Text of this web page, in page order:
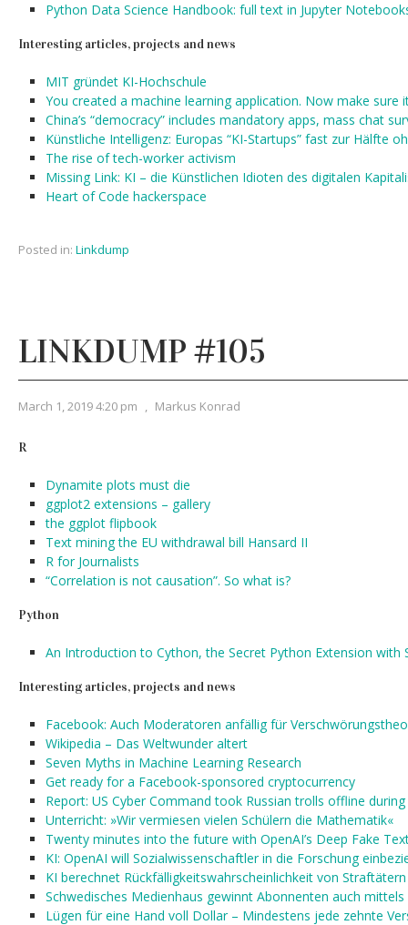
Python Data Science Handbook: full text in Jupyter
Interesting articles, projects and news
MIT gründet KI-Hochschule
You created a machine learning application. Now make sure
China’s “democracy” includes mandatory apps, mass chat
Künstliche Intelligenz: Europas “KI-Startups” fast zur Hälfte
The rise of tech-worker activism
Missing Link: KI – die Künstlichen Idioten des digitalen
Heart of Code hackerspace
Posted in: Linkdump
LINKDUMP #105
March 1, 2019 4:20 pm , Markus Konrad
R
Dynamite plots must die
ggplot2 extensions – gallery
the ggplot flipbook
Text mining the EU withdrawal bill Hansard II
R for Journalists
“Correlation is not causation”. So what is?
Python
An Introduction to Cython, the Secret Python Extension with
Interesting articles, projects and news
Facebook: Auch Moderatoren anfällig für
Wikipedia – Das Weltwunder altert
Seven Myths in Machine Learning Research
Get ready for a Facebook-sponsored cryptocurrency
Report: US Cyber Command took Russian trolls offline
Unterricht: »Wir vermiesen vielen Schülern die Mathematik«
Twenty minutes into the future with OpenAI’s Deep Fake
KI: OpenAI will Sozialwissenschaftler in die Forschung
KI berechnet Rückfälligkeitswahrscheinlichkeit von Straftätern
Schwedisches Medienhaus gewinnt Abonnenten auch
Lügen für eine Hand voll Dollar – Mindestens jede zehnte